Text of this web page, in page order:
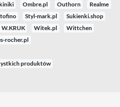
Ombre.pl Outhorn
Realme
Styl-mark.pl
Sukienki.shop
W.KRUK Witek.pl
Wittchen
rocher.pl
produktów